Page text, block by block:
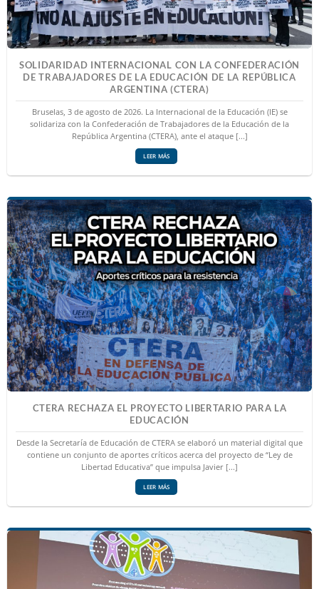
SOLIDARIDAD INTERNACIONAL CON LA CONFEDERACIÓN
DE TRABAJADORES DE LA EDUCACIÓN DE LA REPÚBLICA
ARGENTINA (CTERA)
Bruselas, 3 de agosto de 2026. La Internacional de la Educación (IE) se
solidariza con la Confederación de Trabajadores de la Educación de la
República Argentina (CTERA), ante el ataque [...]
LEER MÁS
CTERA RECHAZA EL PROYECTO LIBERTARIO PARA LA
EDUCACIÓN
Desde la Secretaría de Educación de CTERA se elaboró un material digital que
contiene un conjunto de aportes críticos acerca del proyecto de “Ley de
Libertad Educativa” que impulsa Javier [...]
LEER MÁS